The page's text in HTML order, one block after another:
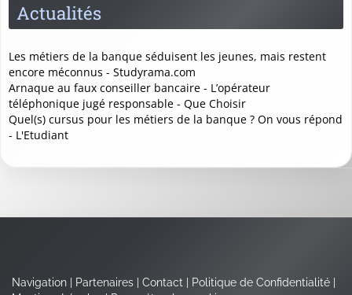
Actualités
Les métiers de la banque séduisent les jeunes, mais restent
encore méconnus - Studyrama.com
Arnaque au faux conseiller bancaire - L’opérateur
téléphonique jugé responsable - Que Choisir
Quel(s) cursus pour les métiers de la banque ? On vous répond
- L'Etudiant
Navigation Partenaires Contact Politique de Confidentialité